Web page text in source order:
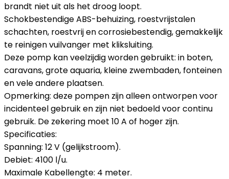
brandt niet uit als het droog loopt.
Schokbestendige ABS-behuizing, roestvrijstalen
schachten, roestvrij en corrosiebestendig, gemakkelijk
te reinigen vuilvanger met kliksluiting.
Deze pomp kan veelzijdig worden gebruikt: in boten,
caravans, grote aquaria, kleine zwembaden, fonteinen
en vele andere plaatsen.
Opmerking: deze pompen zijn alleen ontworpen voor
incidenteel gebruik en zijn niet bedoeld voor continu
gebruik. De zekering moet 10 A of hoger zijn.
Specificaties:
Spanning: 12 V (gelijkstroom).
Debiet: 4100 l/u.
Maximale Kabellengte: 4 meter.